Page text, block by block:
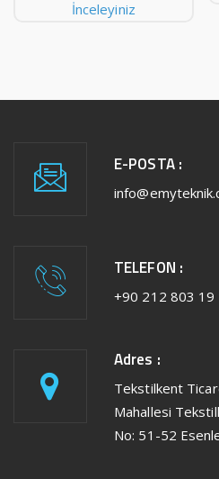
İnceleyiniz
E-POSTA :
TELEFON :
+90 212 803 19
Adres :
Tekstilkent
Mahallesi
No: 51-52